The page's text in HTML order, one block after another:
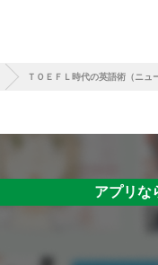
ＴＯＥＦＬ時代の英語術（ニュ
アプリな